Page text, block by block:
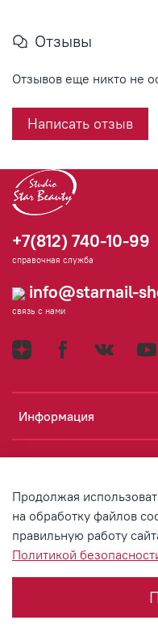
Отзывы
Отзывов еще никто не
Написать отзыв
Информация
Аккаунт
+7(812) 740-10-99
справочная служба
info@starnail-
связь с нами
© 2020 Любое
Продолжая
на обработку файлов
правильную работу
Политикой